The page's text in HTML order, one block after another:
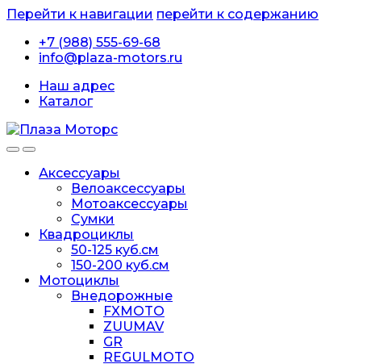
Перейти к навигации перейти к содержанию
+7 (988) 555-69-68
info@plaza-motors.ru
Наш адрес
Каталог
Аксессуары
Велоаксессуары
Мотоаксессуары
Сумки
Квадроциклы
50-125 куб.см
150-200 куб.см
Мотоциклы
Внедорожные
FXMOTO
ZUUMAV
GR
REGULMOTO